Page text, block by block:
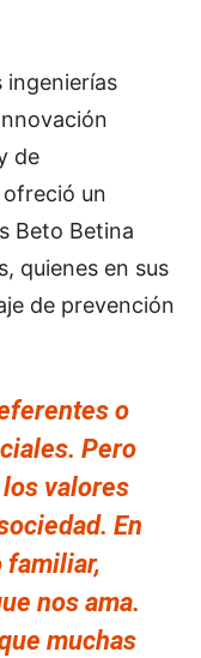
ingenierías
de
un
Beto Betina
quienes en sus
de prevención
o
Pero
valores
En
familiar,
nos ama.
muchas